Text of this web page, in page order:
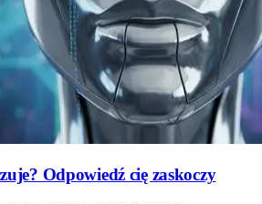
Odpowiedź cię zaskoczy